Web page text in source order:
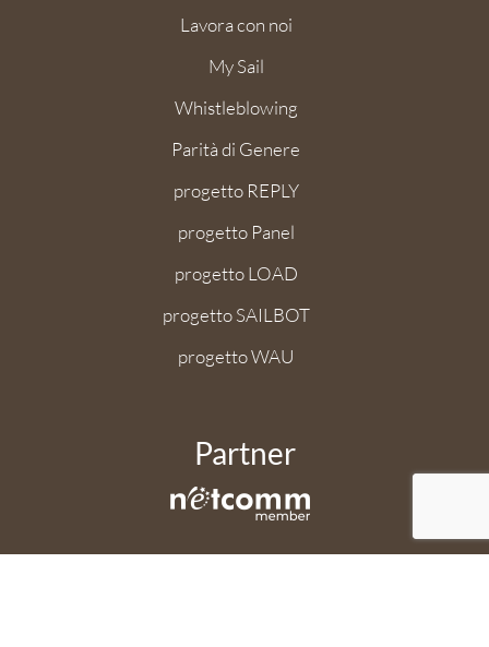
Lavora con noi
My Sail
Whistleblowing
Parità di Genere
progetto REPLY
progetto Panel
progetto LOAD
progetto SAILBOT
progetto WAU
Partner